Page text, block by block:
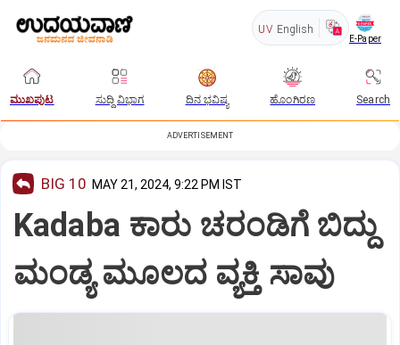
UV English
E-Paper
ಮುಖಪುಟ ಸುದ್ದಿ ವಿಭಾಗ ದಿನ ಭವಿಷ್ಯ ಹೊಂಗಿರಣ Search
ADVERTISEMENT
BIG 10 MAY 21, 2024, 9:22 PM IST
Kadaba ಕಾರು ಚರಂಡಿಗೆ ಬಿದ್ದು
ಮಂಡ್ಯ ಮೂಲದ ವ್ಯಕ್ತಿ ಸಾವು